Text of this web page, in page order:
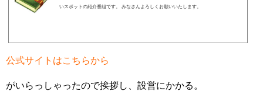
いスポットの紹介番組です。 みなさんよろしくお願いいたします。
公式サイトはこちらから
がいらっしゃったので挨拶し、設営にかかる。